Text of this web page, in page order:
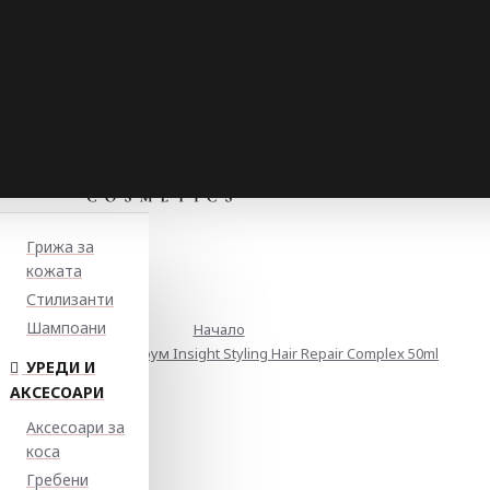
Грижа за
кожата
Стилизанти
Шампоани
УРЕДИ И
АКСЕСОАРИ
Аксесоари за
коса
Гребени
Начало
Възстановяващ серум Insight Styling Hair Repair Complex 50ml